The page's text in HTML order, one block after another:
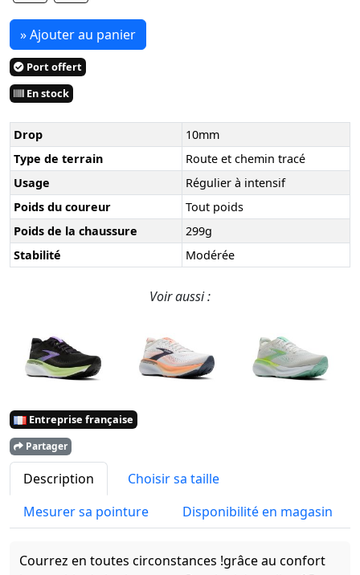
» Ajouter au panier
Port offert
En stock
Drop
10mm
Type de terrain
Route et chemin tracé
Usage
Régulier à intensif
Poids du coureur
Tout poids
Poids de la chaussure
299g
Stabilité
Modérée
Voir aussi :
Entreprise française
Partager
Description
Choisir sa taille
Mesurer sa pointure
Disponibilité en magasin
Courrez en toutes circonstances !grâce au confort